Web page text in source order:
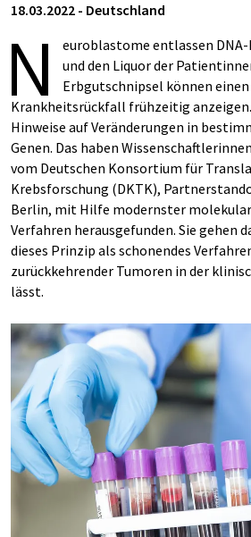
18.03.2022 - Deutschland
N
euroblastome entlassen
und den Liquor der
Erbgutschnipsel können
Krankheitsrückfall frühzeitig
Hinweise auf Veränderungen in
Genen. Das haben
vom Deutschen Konsortium für
Krebsforschung (DKTK),
Berlin, mit Hilfe modernster
Verfahren herausgefunden. Sie gehen
dieses Prinzip als schonendes
zurückkehrender Tumoren in der
lässt.